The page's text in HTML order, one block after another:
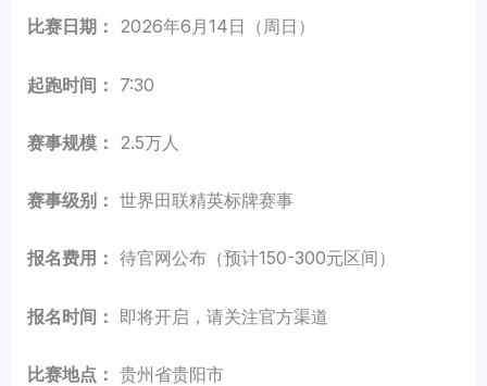
比赛日期： 2026年6月14日（周日）
起跑时间： 7:30
赛事规模： 2.5万人
赛事级别： 世界田联精英标牌赛事
报名费用： 待官网公布（预计150-300元区间）
报名时间： 即将开启，请关注官方渠道
比赛地点： 贵州省贵阳市